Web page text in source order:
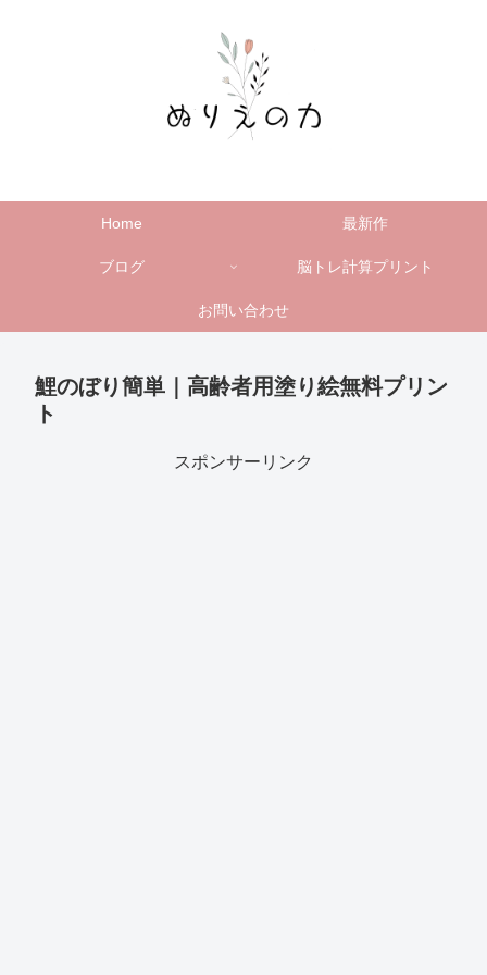
Home 最新作
ブログ 脳トレ計算プリント
お問い合わせ
鯉のぼり簡単｜高齢者用塗り絵無料プリン
ト
スポンサーリンク